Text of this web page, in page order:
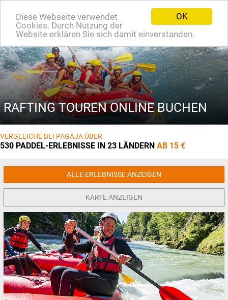
OK
Diese Webseite verwendet
Cookies. Durch Nutzung der
Website erklären Sie sich damit einverstanden.
RAFTING TOUREN ONLINE BUCHEN
VERGLEICHE BEI PAGAJA ÜBER
530 PADDEL-ERLEBNISSE IN 23 LÄNDERN AB 15 €
ALLE ERLEBNISSE ANZEIGEN
KARTE ANZEIGEN